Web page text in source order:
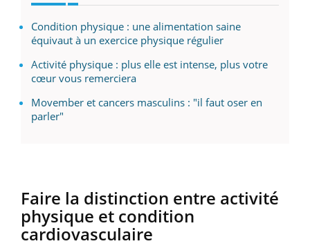
Condition physique : une alimentation saine
équivaut à un exercice physique régulier
Activité physique : plus elle est intense, plus votre
cœur vous remerciera
Movember et cancers masculins : "il faut oser en
parler"
Faire la distinction entre activité
physique et condition
cardiovasculaire